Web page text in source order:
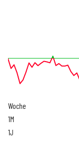
Woche
1M
1J